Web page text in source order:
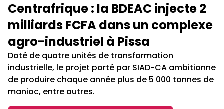
Centrafrique : la BDEAC injecte 2
milliards FCFA dans un complexe
agro-industriel à Pissa
Doté de quatre unités de transformation
industrielle, le projet porté par SIAD-CA ambitionne
de produire chaque année plus de 5 000 tonnes de
manioc, entre autres.